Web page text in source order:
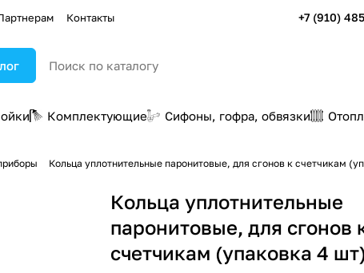
Контакты +7 (910)
Комплектующие Сифоны, гофра, обвязки
Кольца уплотнительные паронитовые, для сгонов к счетчикам
Кольца уплотнительные
паронитовые, для сгонов
счетчикам (упаковка 4